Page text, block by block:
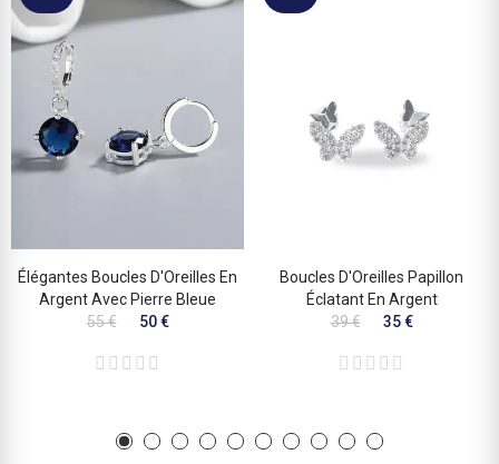
Élégantes Boucles D'Oreilles En
Argent Avec Pierre Bleue
55 €
50 €
Boucles D'Oreilles Papillon
Éclatant En Argent
39 €
35 €